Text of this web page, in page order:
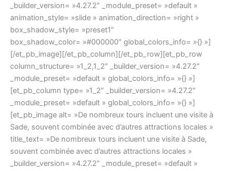
_builder_version= »4.27.2″ _module_preset= »default »
animation_style= »slide » animation_direction= »right »
box_shadow_style= »preset1″
box_shadow_color= »#000000″ global_colors_info= »{} »]
[/et_pb_image][/et_pb_column][/et_pb_row][et_pb_row
column_structure= »1_2,1_2″ _builder_version= »4.27.2″
_module_preset= »default » global_colors_info= »{} »]
[et_pb_column type= »1_2″ _builder_version= »4.27.2″
_module_preset= »default » global_colors_info= »{} »]
[et_pb_image alt= »De nombreux tours incluent une visite à
Sade, souvent combinée avec d’autres attractions locales »
title_text= »De nombreux tours incluent une visite à Sade,
souvent combinée avec d’autres attractions locales »
_builder_version= »4.27.2″ _module_preset= »default »